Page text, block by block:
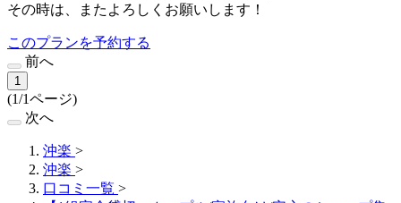
その時は、またよろしくお願いします！
このプランを予約する
前へ
1
(1/1ページ)
次へ
沖楽 >
沖楽 >
口コミ一覧 >